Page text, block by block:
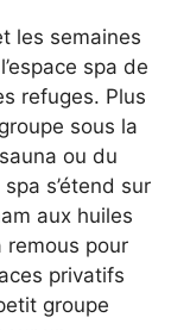
les semaines
spa de
refuges. Plus
sous la
ou du
s’étend sur
aux huiles
remous pour
privatifs
groupe